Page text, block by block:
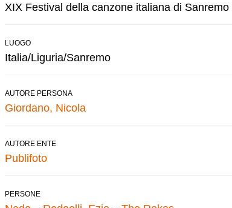
XIX Festival della canzone italiana di
LUOGO
Italia/Liguria/Sanremo
AUTORE PERSONA
Giordano, Nicola
AUTORE ENTE
Publifoto
PERSONE